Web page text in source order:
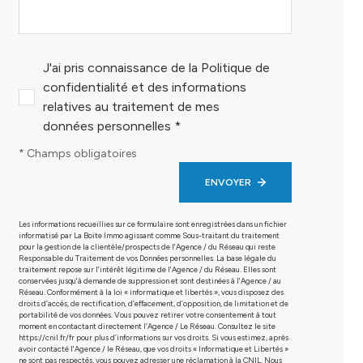
J'ai pris connaissance de la Politique de
confidentialité et des informations
relatives au traitement de mes
données personnelles *
* Champs obligatoires
ENVOYER
Les informations recueillies sur ce formulaire sont enregistrées dans un fichier
informatisé par La Boite Immo agissant comme Sous-traitant du traitement
pour la gestion de la clientèle/prospects de l'Agence / du Réseau qui reste
Responsable du Traitement de vos Données personnelles. La base légale du
traitement repose sur l'intérêt légitime de l'Agence / du Réseau. Elles sont
conservées jusqu'à demande de suppression et sont destinées à l'Agence / au
Réseau. Conformément à la loi « informatique et libertés », vous disposez des
droits d’accès, de rectification, d’effacement, d’opposition, de limitation et de
portabilité de vos données. Vous pouvez retirer votre consentement à tout
moment en contactant directement l’Agence / Le Réseau. Consultez le site
https://cnil.fr/frpour plus d’informations sur vos droits. Si vous estimez, après
avoir contacté l'Agence / le Réseau, que vos droits « Informatique et Libertés »
ne sont pas respectés, vous pouvez adresser une réclamation à la CNIL. Nous